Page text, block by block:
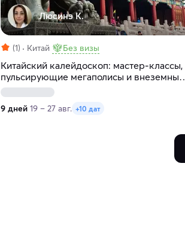
Люсинэ К.
(1) Китай Без визы
Китайский калейдоскоп: мастер-классы,
пульсирующие мегаполисы и внеземные
пейзажи
9 дней 19 – 27 авг. +10 дат